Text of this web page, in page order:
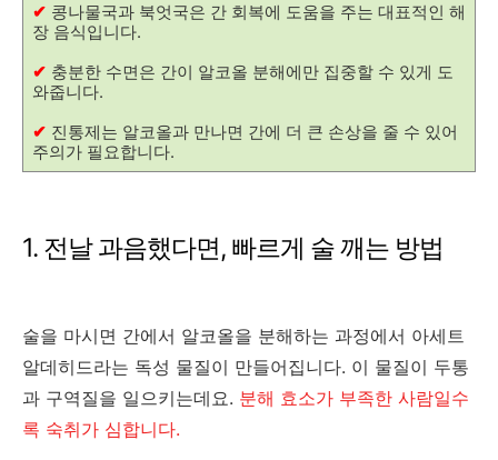
✔ 콩나물국과 북엇국은 간 회복에 도움을 주는 대표적인 해
장 음식입니다.
✔ 충분한 수면은 간이 알코올 분해에만 집중할 수 있게 도
와줍니다.
✔ 진통제는 알코올과 만나면 간에 더 큰 손상을 줄 수 있어
주의가 필요합니다.
1. 전날 과음했다면, 빠르게 술 깨는 방법
술을 마시면 간에서 알코올을 분해하는 과정에서 아세트
알데히드라는 독성 물질이 만들어집니다. 이 물질이 두통
과 구역질을 일으키는데요. 분해 효소가 부족한 사람일수
록 숙취가 심합니다.